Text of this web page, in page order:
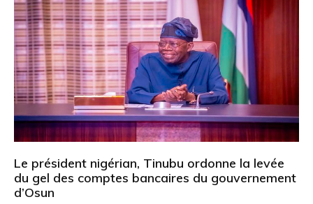
Le président nigérian, Tinubu ordonne la levée
du gel des comptes bancaires du gouvernement
d’Osun